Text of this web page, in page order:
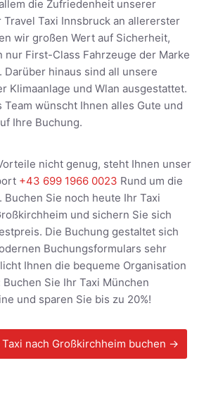
die Zufriedenheit unserer
Taxi Innsbruck an allererster
wir großen Wert auf Sicherheit,
nur First-Class Fahrzeuge der Marke
Darüber hinaus sind all unsere
Klimaanlage und Wlan ausgestattet.
wünscht Ihnen alles Gute und
Ihre Buchung.
nicht genug, steht Ihnen unser
+43 699 1966 0023 Rund um die
Sie noch heute Ihr Taxi
und sichern Sie sich
Die Buchung gestaltet sich
Buchungsformulars sehr
Ihnen die bequeme Organisation
Sie Ihr Taxi München
und sparen Sie bis zu 20%!
nach Großkirchheim buchen →